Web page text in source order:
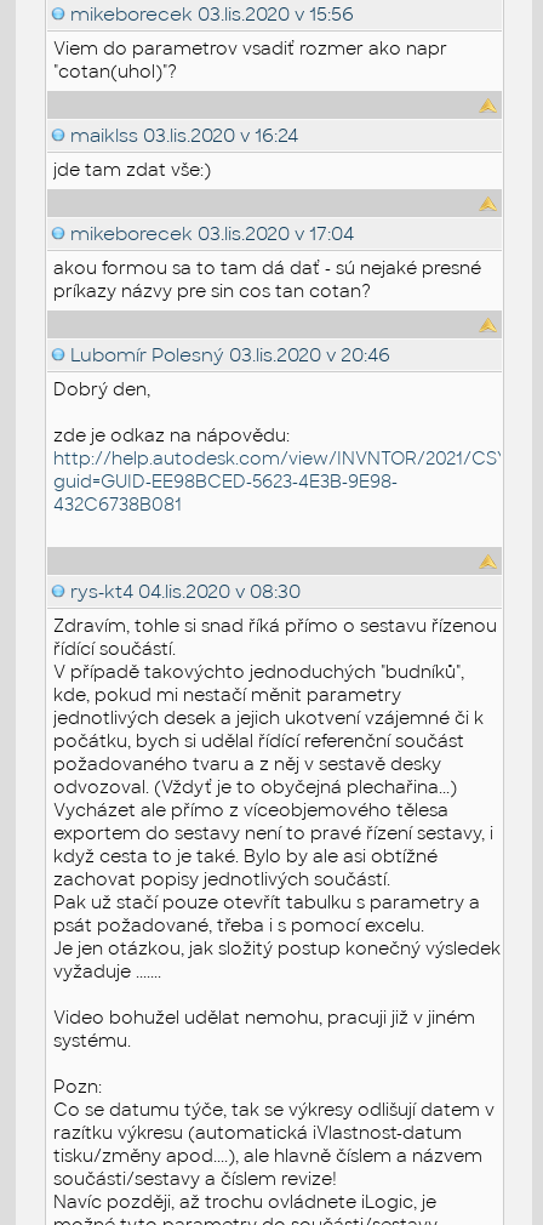
mikeborecek 03.lis.2020 v 15:56
Viem do parametrov vsadiť rozmer ako napr
"cotan(uhol)"?
maiklss 03.lis.2020 v 16:24
jde tam zdat vše:)
mikeborecek 03.lis.2020 v 17:04
akou formou sa to tam dá dať - sú nejaké presné
príkazy názvy pre sin cos tan cotan?
Lubomír Polesný 03.lis.2020 v 20:46
Dobrý den,
zde je odkaz na nápovědu:
http://help.autodesk.com/view/INVNTOR/2021/CSY/?
guid=GUID-EE98BCED-5623-4E3B-9E98-
432C6738B081
rys-kt4 04.lis.2020 v 08:30
Zdravím, tohle si snad říká přímo o sestavu řízenou
řídící součástí.
V případě takovýchto jednoduchých "budníků",
kde, pokud mi nestačí měnit parametry
jednotlivých desek a jejich ukotvení vzájemné či k
počátku, bych si udělal řídící referenční součást
požadovaného tvaru a z něj v sestavě desky
odvozoval. (Vždyť je to obyčejná plechařina...)
Vycházet ale přímo z víceobjemového tělesa
exportem do sestavy není to pravé řízení sestavy, i
když cesta to je také. Bylo by ale asi obtížné
zachovat popisy jednotlivých součástí.
Pak už stačí pouze otevřít tabulku s parametry a
psát požadované, třeba i s pomocí excelu.
Je jen otázkou, jak složitý postup konečný výsledek
vyžaduje .......
Video bohužel udělat nemohu, pracuji již v jiném
systému.
Pozn:
Co se datumu týče, tak se výkresy odlišují datem v
razítku výkresu (automatická iVlastnost-datum
tisku/změny apod....), ale hlavně číslem a názvem
součásti/sestavy a číslem revize!
Navíc později, až trochu ovládnete iLogic, je